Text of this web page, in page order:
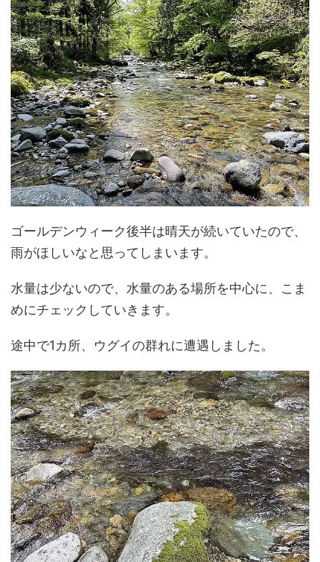
ゴールデンウィーク後半は晴天が続いていたので、
雨がほしいなと思ってしまいます。
水量は少ないので、水量のある場所を中心に、こま
めにチェックしていきます。
途中で1カ所、ウグイの群れに遭遇しました。